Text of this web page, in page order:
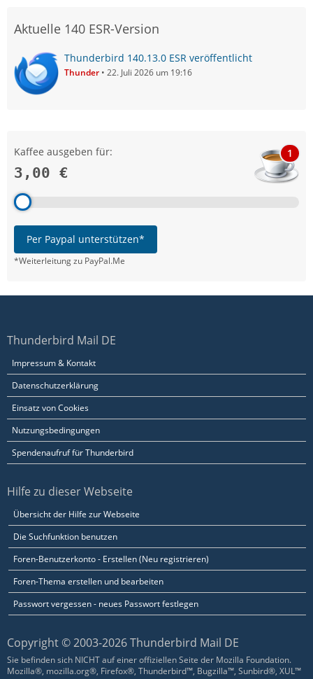
Aktuelle 140 ESR-Version
Thunderbird 140.13.0 ESR veröffentlicht
Thunder 22. Juli 2026 um 19:16
Kaffee ausgeben für:
3,00 €
1
Per Paypal unterstützen*
*Weiterleitung zu PayPal.Me
Thunderbird Mail DE
Impressum & Kontakt
Datenschutzerklärung
Einsatz von Cookies
Nutzungsbedingungen
Spendenaufruf für Thunderbird
Hilfe zu dieser Webseite
Übersicht der Hilfe zur Webseite
Die Suchfunktion benutzen
Foren-Benutzerkonto - Erstellen (Neu registrieren)
Foren-Thema erstellen und bearbeiten
Passwort vergessen - neues Passwort festlegen
Copyright © 2003-2026 Thunderbird Mail DE
Sie befinden sich NICHT auf einer offiziellen Seite der Mozilla Foundation.
Mozilla®, mozilla.org®, Firefox®, Thunderbird™, Bugzilla™, Sunbird®, XUL™